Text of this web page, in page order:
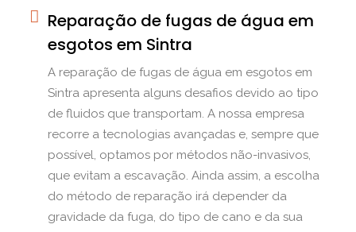
Reparação de fugas de água em
esgotos em Sintra
A reparação de fugas de água em esgotos em
Sintra apresenta alguns desafios devido ao tipo
de fluidos que transportam. A nossa empresa
recorre a tecnologias avançadas e, sempre que
possível, optamos por métodos não-invasivos,
que evitam a escavação. Ainda assim, a escolha
do método de reparação irá depender da
gravidade da fuga, do tipo de cano e da sua